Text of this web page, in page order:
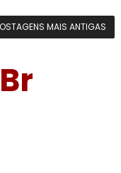
MAIS ANTIGAS